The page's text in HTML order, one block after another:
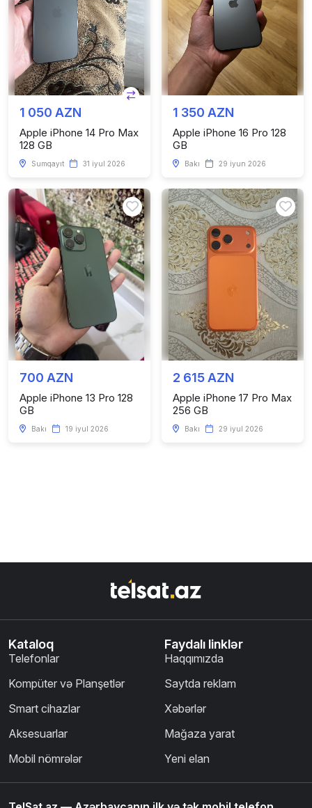
1 050 AZN
Apple iPhone 14 Pro Max
128 GB
Sumqayıt 31 iyul 2026
1 350 AZN
Apple iPhone 16 Pro 128
GB
Bakı 29 iyun 2026
700 AZN
Apple iPhone 13 Pro 128
GB
Bakı 19 iyul 2026
2 615 AZN
Apple iPhone 17 Pro Max
256 GB
Bakı 29 iyul 2026
Kataloq
Telefonlar
Kompüter və Planşetlər
Smart cihazlar
Aksesuarlar
Mobil nömrələr
Faydalı linklər
Haqqımızda
Saytda reklam
Xəbərlər
Mağaza yarat
Yeni elan